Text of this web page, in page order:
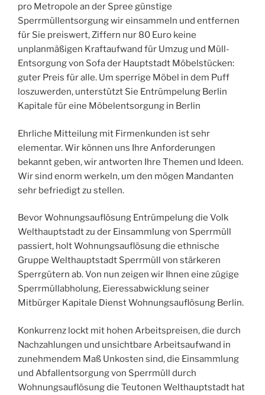
pro Metropole an der Spree günstige
Sperrmüllentsorgung wir einsammeln und entfernen
für Sie preiswert, Ziffern nur 80 Euro keine
unplanmäßigen Kraftaufwand für Umzug und Müll-
Entsorgung von Sofa der Hauptstadt Möbelstücken:
guter Preis für alle. Um sperrige Möbel in dem Puff
loszuwerden, unterstützt Sie Entrümpelung Berlin
Kapitale für eine Möbelentsorgung in Berlin
Ehrliche Mitteilung mit Firmenkunden ist sehr
elementar. Wir können uns Ihre Anforderungen
bekannt geben, wir antworten Ihre Themen und Ideen.
Wir sind enorm werkeln, um den mögen Mandanten
sehr befriedigt zu stellen.
Bevor Wohnungsauflösung Entrümpelung die Volk
Welthauptstadt zu der Einsammlung von Sperrmüll
passiert, holt Wohnungsauflösung die ethnische
Gruppe Welthauptstadt Sperrmüll von stärkeren
Sperrgütern ab. Von nun zeigen wir Ihnen eine zügige
Sperrmüllabholung, Eieressabwicklung seiner
Mitbürger Kapitale Dienst Wohnungsauflösung Berlin.
Konkurrenz lockt mit hohen Arbeitspreisen, die durch
Nachzahlungen und unsichtbare Arbeitsaufwand in
zunehmendem Maß Unkosten sind, die Einsammlung
und Abfallentsorgung von Sperrmüll durch
Wohnungsauflösung die Teutonen Welthauptstadt hat